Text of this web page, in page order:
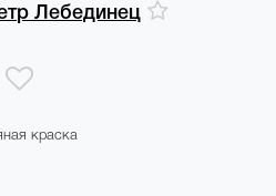
Лебединец
краска